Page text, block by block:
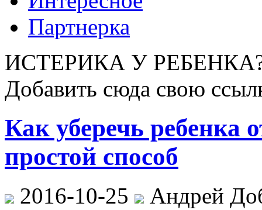
Партнерка
ИСТЕРИКА У
Добавить сюда свою
Как уберечь ребенка
простой способ
2016-10-25 Андрей